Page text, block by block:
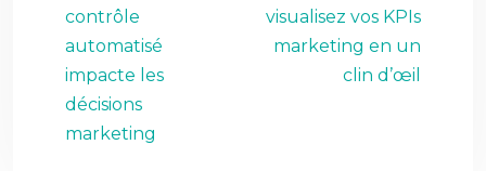
contrôle
automatisé
impacte les
décisions
marketing
visualisez vos KPIs
marketing en un
clin d’œil